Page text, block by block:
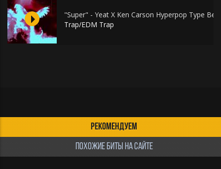
"Super" - Yeat X Ken Carson Hyperpop Type
Trap/EDM Trap
РЕКОМЕНДУЕМ
ПОХОЖИЕ БИТЫ НА САЙТЕ